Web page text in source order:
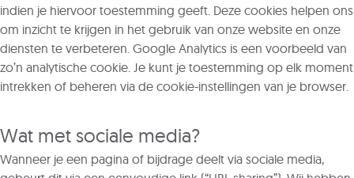
indien je hiervoor toestemming geeft. Deze cookies helpen ons
om inzicht te krijgen in het gebruik van onze website en onze
diensten te verbeteren. Google Analytics is een voorbeeld van
zo’n analytische cookie. Je kunt je toestemming op elk moment
intrekken of beheren via de cookie-instellingen van je browser.
Wat met sociale media?
Wanneer je een pagina of bijdrage deelt via sociale media,